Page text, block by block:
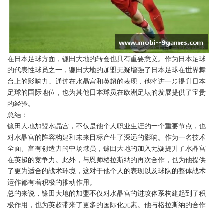
在日本足球方面，镰田大地的转会也具有重要意义。作为日本足球
的代表性球员之一，镰田大地的加盟无疑增强了日本足球在世界舞
台上的影响力。通过在水晶宫和英超的表现，他将进一步提升日本
足球的国际地位，也为其他日本球员在欧洲足坛的发展提供了宝贵
的经验。
总结：
镰田大地加盟水晶宫，不仅是他个人职业生涯的一个重要节点，也
对水晶宫的阵容构建和未来目标产生了深远的影响。作为一名技术
全面、富有创造力的中场球员，镰田大地的加入无疑提升了水晶宫
在英超的竞争力。此外，与恩师格拉斯纳的再次合作，也为他提供
了更为适合的战术环境，这对于他个人的表现以及球队的整体战术
运作都有着积极的推动作用。
总的来说，镰田大地的加盟不仅对水晶宫的进攻体系构建起到了积
极作用，也为英超带来了更多的国际化元素。他与格拉斯纳的合作